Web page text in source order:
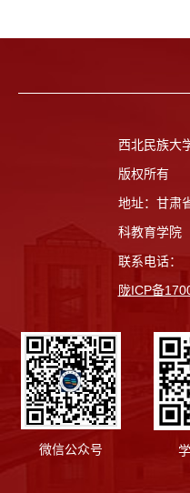
西北民族大
版权所有
地址：甘肃
科教育学
联系电话：
陇ICP备
微信公众号